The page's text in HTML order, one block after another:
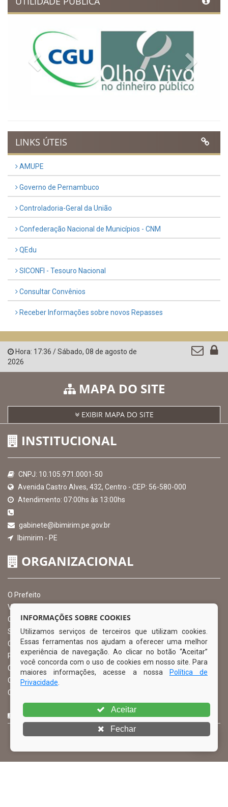
Previous
LINKS ÚTEIS
AMUPE
Governo de Pernambuco
Controladoria-Geral da União
Confederação Nacional de Municípios - CNM
QEdu
SICONFI - Tesouro Nacional
Consultar Convênios
Receber Informações sobre novos Repasses
Hora: 17:36 /Sábado, 08 de agosto de
2026
MAPA DO SITE
EXIBIR MAPA DO SITE
INSTITUCIONAL
CNPJ: 10.105.971.0001-50
Avenida Castro Alves, 432, Centro - CEP: 56-580-000
Atendimento: 07:00hs às 13:00hs
gabinete@ibimirim.pe.gov.br
Ibimirim - PE
ORGANIZACIONAL
O Prefeito
Vice Prefeito
Ouvidoria Municipal
Serviço de Informação ao Cidadão – SIC
Chefe de Gabinete
Procuradoria Geral
Órgão de Controle Interno
Organograma
Comissão Permanente de Licitação – CPL
CURTA NOSSA FAN PAGE
INFORMAÇÕES SOBRE COOKIES
Utilizamos serviços de terceiros que utilizam cookies.
Essas ferramentas nos ajudam a oferecer uma melhor
experiência de navegação. Ao clicar no botão “Aceitar”
você concorda com o uso de cookies em nosso site. Para
maiores informações, acesse a nossa
Política de
Privacidade
Aceitar
Fechar